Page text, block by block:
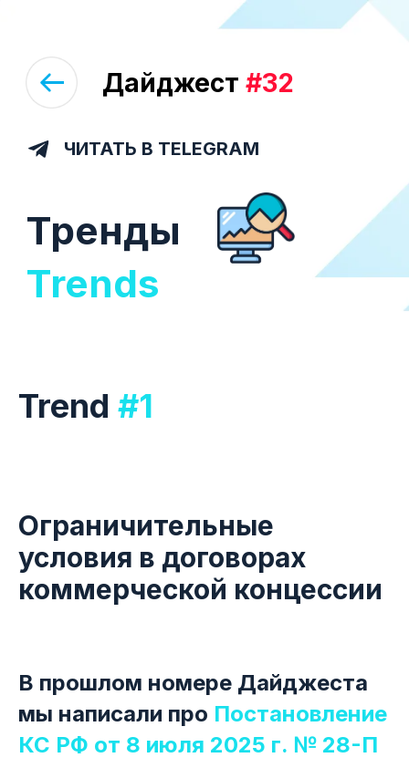
Тренды
ЧИТАТЬ В TELEGRAM
Trend #1
Ограничительные
условия в договорах
коммерческой концессии
В прошлом номере Дайджеста
мы написали про Постановление
КС РФ от 8 июля 2025 г. № 28-П